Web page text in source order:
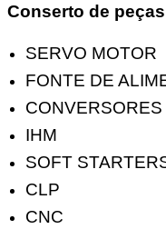
Conserto de
SERVO MOTOR
FONTE DE
CONVERSORES
IHM
SOFT
CLP
CNC